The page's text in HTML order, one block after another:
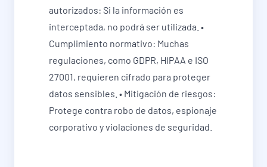
autorizados: Si la información es
interceptada, no podrá ser utilizada. •
Cumplimiento normativo: Muchas
regulaciones, como GDPR, HIPAA e ISO
27001, requieren cifrado para proteger
datos sensibles. • Mitigación de riesgos:
Protege contra robo de datos, espionaje
corporativo y violaciones de seguridad.